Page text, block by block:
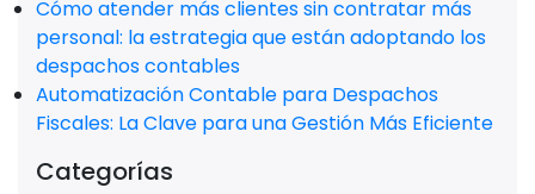
Cómo atender más clientes sin contratar más
personal: la estrategia que están adoptando los
despachos contables
Automatización Contable para Despachos
Fiscales: La Clave para una Gestión Más Eficiente
Categorías